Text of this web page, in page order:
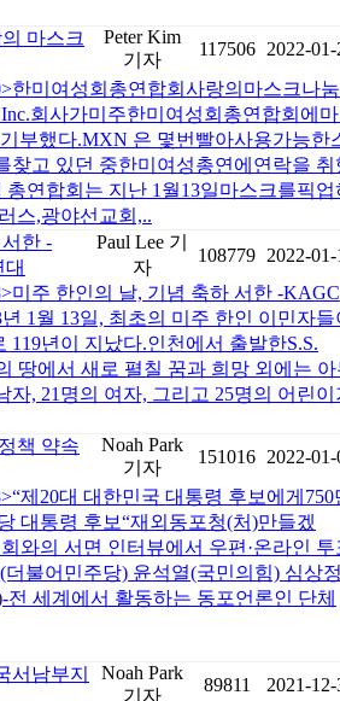
마스크
Peter Kim
기자
117506
2022-01-
한미여성회총연합회사랑의마스크나
회사가미주한미여성회총연합회에
부했다.MXN 은 몇번빨아사용가능한
찾고 있던 중한미여성총연에연락을 취
연합회는 지난 1월13일마스크를픽업
스,광야선교회,..
한 -
Paul Lee 기
자
108779 2022-01-
미주 한인의 날, 기념 축하 서한 -KAGC
1월 13일, 최초의 미주 한인 이민자들
119년이 지났다.인천에서 출발한S.S.
땅에서 새로 펼칠 꿈과 희망 외에는 아
자, 21명의 여자, 그리고 25명의 어린이
책 약속
Noah Park
기자
151016 2022-01-
제20대 대한민국 대통령 후보에게750
대통령 후보“재외동포청(처)만들겠
와의 서면 인터뷰에서 우편·온라인 투
불어민주당) 윤석열(국민의힘) 심상정
세계에서 활동하는 동포언론인 단체
서남부지
Noah Park
기자
89811 2021-12-